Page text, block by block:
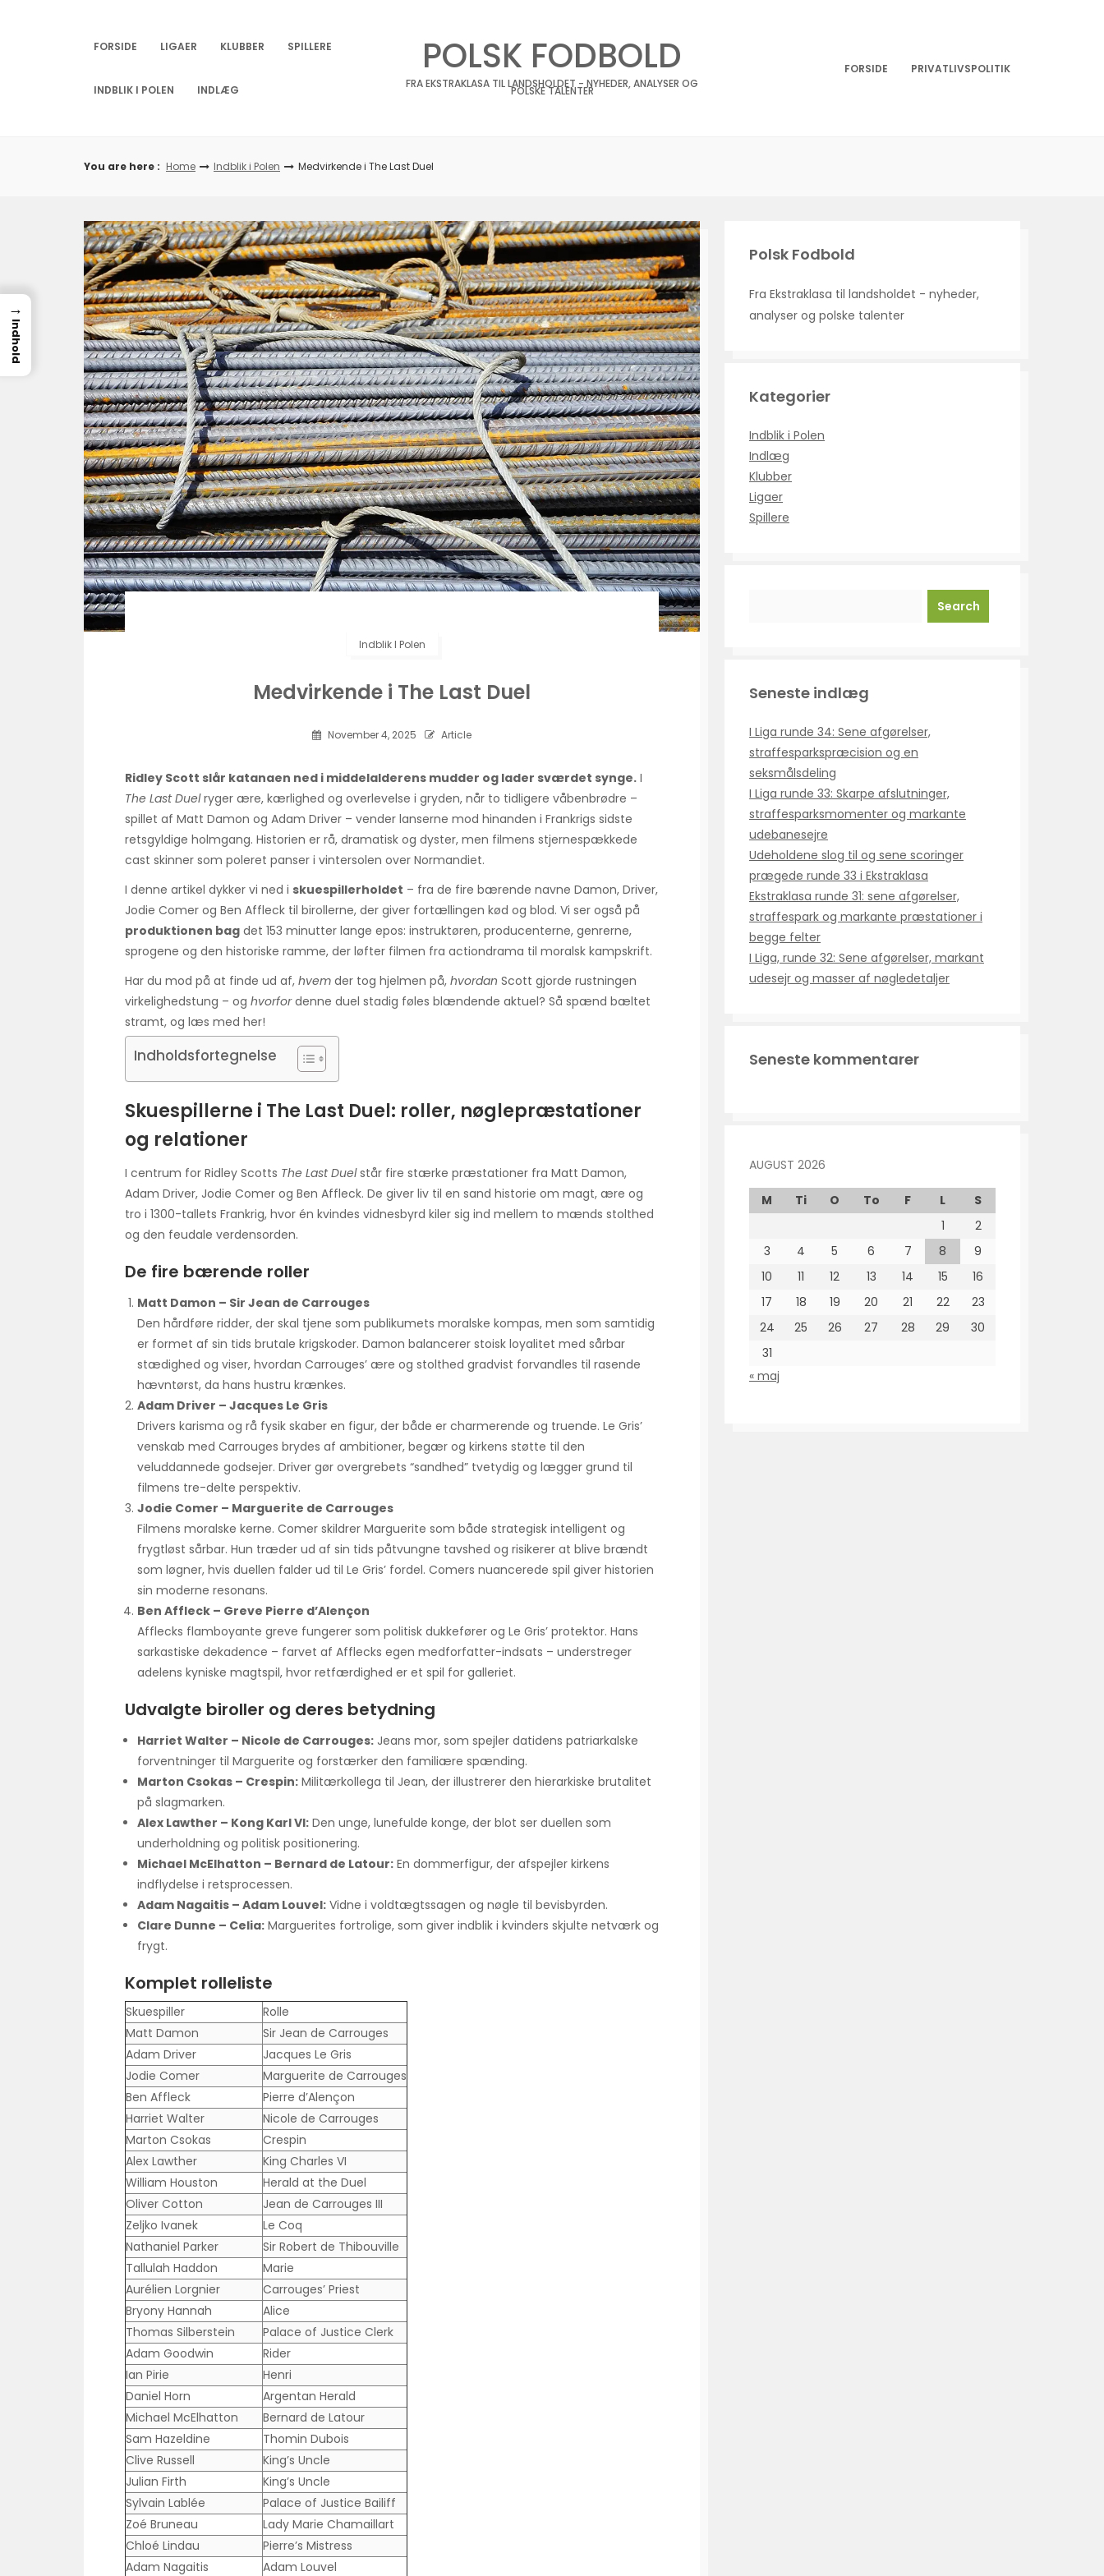
FORSIDE LIGAER KLUBBER SPILLERE
INDBLIK I POLEN INDLÆG
POLSK FODBOLD
FRA EKSTRAKLASA TIL LANDSHOLDET - NYHEDER, ANALYSER OG
POLSKE TALENTER
FORSIDE PRIVATLIVSPOLITIK
You are here : Home Indblik i Polen Medvirkende i The Last Duel
Indblik I Polen
Medvirkende i The Last Duel
November 4, 2025 Article
Ridley Scott slår katanaen ned i middelalderens mudder og lader sværdet synge. I
The Last Duelryger ære, kærlighed og overlevelse i gryden, når to tidligere våbenbrødre –
spillet af Matt Damon og Adam Driver – vender lanserne mod hinanden i Frankrigs sidste
retsgyldige holmgang. Historien er rå, dramatisk og dyster, men filmens stjernespækkede
cast skinner som poleret panser i vinter­solen over Normandiet.
I denne artikel dykker vi ned i skuespillerholdet – fra de fire bærende navne Damon, Driver,
Jodie Comer og Ben Affleck til birollerne, der giver fortællingen kød og blod. Vi ser også på
produktionen bag det 153 minutter lange epos: instruktøren, producenterne, genrerne,
sprogene og den historiske ramme, der løfter filmen fra actiondrama til moralsk kampskrift.
Har du mod på at finde ud af, hvem der tog hjelmen på, hvordan Scott gjorde rustningen
virkelighedstung – og hvorfordenne duel stadig føles blændende aktuel? Så spænd bæltet
stramt, og læs med her!
Indholdsfortegnelse
Skuespillerne i The Last Duel: roller, nøglepræstationer
og relationer
I centrum for Ridley Scotts The Last Duelstår fire stærke præstationer fra Matt Damon,
Adam Driver, Jodie Comer og Ben Affleck. De giver liv til en sand historie om magt, ære og
tro i 1300-tallets Frankrig, hvor én kvindes vidnesbyrd kiler sig ind mellem to mænds stolthed
og den feudale verdensorden.
De fire bærende roller
Matt Damon – Sir Jean de Carrouges
Den hårdføre ridder, der skal tjene som publikumets moralske kompas, men som samtidig
er formet af sin tids brutale krigskoder. Damon balancerer stoisk loyalitet med sårbar
stædighed og viser, hvordan Carrouges’ ære og stolthed gradvist forvandles til rasende
hævntørst, da hans hustru krænkes.
Adam Driver – Jacques Le Gris
Drivers karisma og rå fysik skaber en figur, der både er charmerende og truende. Le Gris’
venskab med Carrouges brydes af ambitioner, begær og kirkens støtte til den
veluddannede godsejer. Driver gør overgrebets “sandhed” tvetydig og lægger grund til
filmens tre-delte perspektiv.
Jodie Comer – Marguerite de Carrouges
Filmens moralske kerne. Comer skildrer Marguerite som både strategisk intelligent og
frygtløst sårbar. Hun træder ud af sin tids påtvungne tavshed og risikerer at blive brændt
som løgner, hvis duellen falder ud til Le Gris’ fordel. Comers nuancerede spil giver historien
sin moderne resonans.
Ben Affleck – Greve Pierre d’Alençon
Afflecks flamboyante greve fungerer som politisk dukkefører og Le Gris’ protektor. Hans
sarkastiske dekadence – farvet af Afflecks egen medforfatter-indsats – understreger
adelens kyniske magtspil, hvor retfærdighed er et spil for galleriet.
Udvalgte biroller og deres betydning
Harriet Walter – Nicole de Carrouges: Jeans mor, som spejler datidens patriarkalske
forventninger til Marguerite og forstærker den familiære spænding.
Marton Csokas – Crespin: Militærkollega til Jean, der illustrerer den hierarkiske brutalitet
på slagmarken.
Alex Lawther – Kong Karl VI: Den unge, lunefulde konge, der blot ser duellen som
underholdning og politisk positionering.
Michael McElhatton – Bernard de Latour: En dommerfigur, der afspejler kirkens
indflydelse i retsprocessen.
Adam Nagaitis – Adam Louvel: Vidne i voldtægtssagen og nøgle til bevisbyrden.
Clare Dunne – Celia: Marguerites fortrolige, som giver indblik i kvinders skjulte netværk og
frygt.
Komplet rolleliste
Skuespiller
Rolle
Matt Damon
Sir Jean de Carrouges
Adam Driver
Jacques Le Gris
Jodie Comer
Marguerite de Carrouges
Ben Affleck
Pierre d’Alençon
Harriet Walter
Nicole de Carrouges
Marton Csokas
Crespin
Alex Lawther
King Charles VI
William Houston
Herald at the Duel
Oliver Cotton
Jean de Carrouges III
Zeljko Ivanek
Le Coq
Nathaniel Parker
Sir Robert de Thibouville
Tallulah Haddon
Marie
Aurélien Lorgnier
Carrouges’ Priest
Bryony Hannah
Alice
Thomas Silberstein
Palace of Justice Clerk
Adam Goodwin
Rider
Ian Pirie
Henri
Daniel Horn
Argentan Herald
Michael McElhatton
Bernard de Latour
Sam Hazeldine
Thomin Dubois
Clive Russell
King’s Uncle
Julian Firth
King’s Uncle
Sylvain Lablée
Palace of Justice Bailiff
Zoé Bruneau
Lady Marie Chamaillart
Chloé Lindau
Pierre’s Mistress
Adam Nagaitis
Adam Louvel
Polsk Fodbold
Fra Ekstraklasa til landsholdet - nyheder,
analyser og polske talenter
Kategorier
Indblik i Polen
Indlæg
Klubber
Ligaer
Spillere
Seneste indlæg
I Liga runde 34: Sene afgørelser,
straffesparkspræcision og en
seksmålsdeling
I Liga runde 33: Skarpe afslutninger,
straffesparksmomenter og markante
udebanesejre
Udeholdene slog til og sene scoringer
prægede runde 33 i Ekstraklasa
Ekstraklasa runde 31: sene afgørelser,
straffespark og markante præstationer i
begge felter
I Liga, runde 32: Sene afgørelser, markant
udesejr og masser af nøgledetaljer
Seneste kommentarer
AUGUST 2026
M Ti O To F L
S
1
2
3
4 5 6 7 8
9
10
11 12 13 14 15
16
17
18 19 20 21 22
23
24
25 26 27 28 29
30
31
« maj
→
Indhold